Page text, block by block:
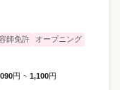
師免許
オープニング
円 ~ 1,100円